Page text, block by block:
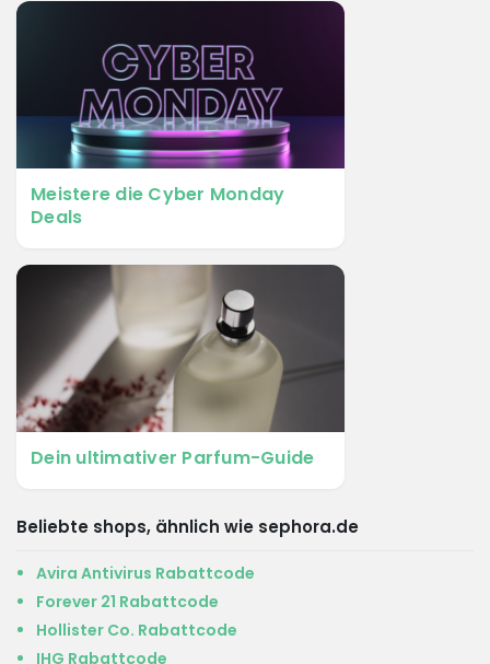
Meistere die Cyber Monday
Deals
Dein ultimativer Parfum-Guide
Beliebte shops, ähnlich wie sephora.de
Avira Antivirus Rabattcode
Forever 21 Rabattcode
Hollister Co. Rabattcode
IHG Rabattcode